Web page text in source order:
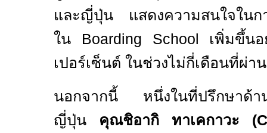
และญี่ปุ่น แสดงความสนใจในก
ใน Boarding School เพิ่มขึ้น
เปอร์เซ็นต์ ในช่วงไม่กี่เดือนที่ผ่า
นอกจากนี้ หนึ่งในที่ปรึกษาด้าน
ญี่ปุ่น คุณชิอากิ ทาเคกาวะ (